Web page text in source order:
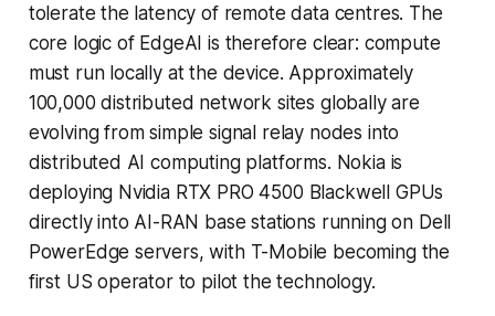
tolerate the latency of remote data centres. The
core logic of EdgeAI is therefore clear: compute
must run locally at the device. Approximately
100,000 distributed network sites globally are
evolving from simple signal relay nodes into
distributed AI computing platforms. Nokia is
deploying Nvidia RTX PRO 4500 Blackwell GPUs
directly into AI-RAN base stations running on Dell
PowerEdge servers, with T-Mobile becoming the
first US operator to pilot the technology.